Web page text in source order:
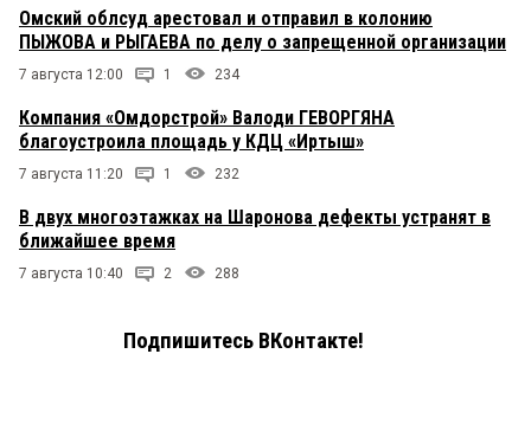
Омский облсуд арестовал и отправил в колонию
ПЫЖОВА и РЫГАЕВА по делу о запрещенной организации
7 августа 12:00 1 234
Компания «Омдорстрой» Валоди ГЕВОРГЯНА
благоустроила площадь у КДЦ «Иртыш»
7 августа 11:20 1 232
В двух многоэтажках на Шаронова дефекты устранят в
ближайшее время
7 августа 10:40 2 288
Подпишитесь ВКонтакте!